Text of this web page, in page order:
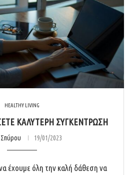
HEALTHY LIVING
ΚΑΛΥΤΕΡΗ ΣΥΓΚΕΝΤΡΩΣΗ
Σπύρου 19/01/2023
έχουμε όλη την καλή δάθεση να